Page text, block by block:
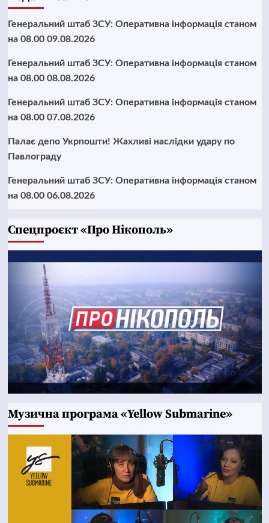
Генеральний штаб ЗСУ: Оперативна інформація станом
на 08.00 09.08.2026
Генеральний штаб ЗСУ: Оперативна інформація станом
на 08.00 08.08.2026
Генеральний штаб ЗСУ: Оперативна інформація станом
на 08.00 07.08.2026
Палає депо Укрпошти! Жахливі наслідки удару по
Павлограду
Генеральний штаб ЗСУ: Оперативна інформація станом
на 08.00 06.08.2026
Cпецпроєкт «Про Нікополь»
Музична програма «Yellow Submarine»